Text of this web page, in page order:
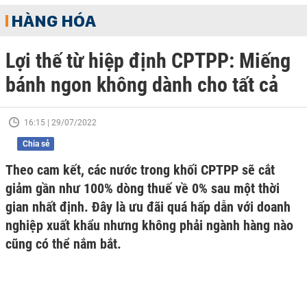
HÀNG HÓA
Lợi thế từ hiệp định CPTPP: Miếng
bánh ngon không dành cho tất cả
16:15 | 29/07/2022
Chia sẻ
Theo cam kết, các nước trong khối CPTPP sẽ cắt
giảm gần như 100% dòng thuế về 0% sau một thời
gian nhất định. Đây là ưu đãi quá hấp dẫn với doanh
nghiệp xuất khẩu nhưng không phải ngành hàng nào
cũng có thể nắm bắt.